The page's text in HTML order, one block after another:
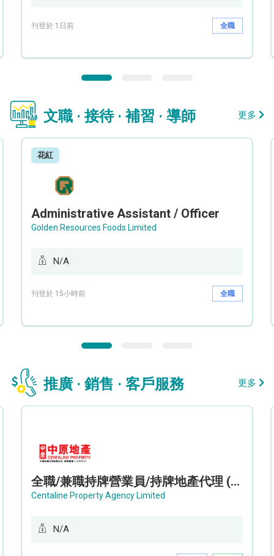
刊登於 1日前 全職
文職 · 接待 · 補習 · 導師 更多
花紅
Administrative Assistant / Officer
Golden Resources Foods Limited
N/A
刊登於 15小時前 全職
推廣 · 銷售 · 客戶服務 更多
全職/兼職持牌營業員/持牌地產代理 (長沙灣/將軍澳/油塘)
Centaline Property Agency Limited
N/A